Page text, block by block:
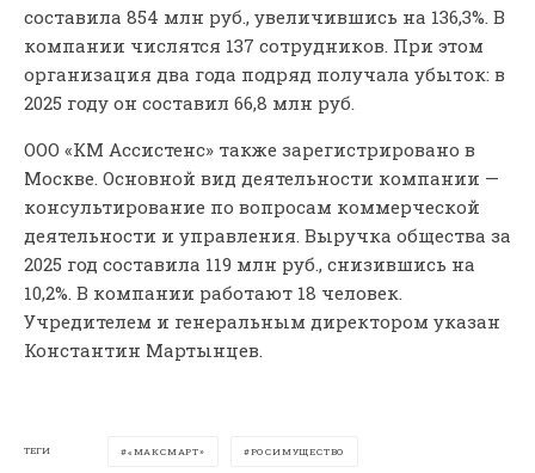
составила 854 млн руб., увеличившись на 136,3%. В
компании числятся 137 сотрудников. При этом
организация два года подряд получала убыток: в
2025 году он составил 66,8 млн руб.
ООО «КМ Ассистенс» также зарегистрировано в
Москве. Основной вид деятельности компании —
консультирование по вопросам коммерческой
деятельности и управления. Выручка общества за
2025 год составила 119 млн руб., снизившись на
10,2%. В компании работают 18 человек.
Учредителем и генеральным директором указан
Константин Мартынцев.
ТЕГИ «МАКСМАРТ» РОСИМУЩЕСТВО